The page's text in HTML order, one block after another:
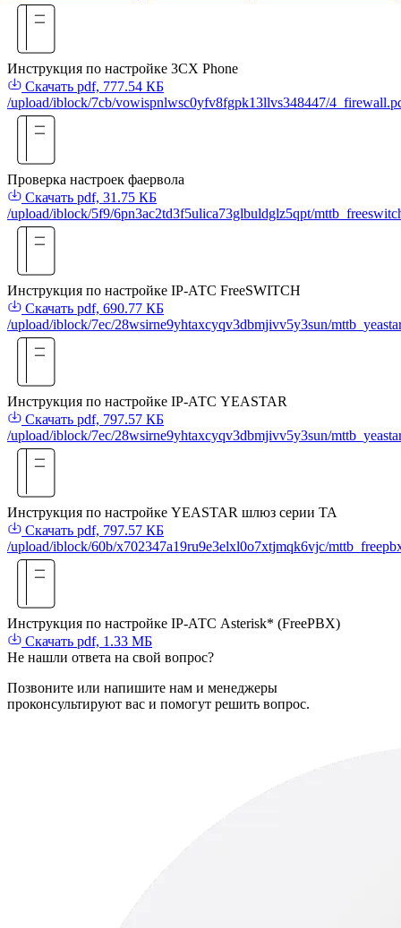
Инструкция по настройке 3CX Phone
Скачать pdf, 777.54 КБ
/upload/iblock/7cb/vowispnlwsc0yfv8fgpk13llvs348447/
Проверка настроек фаервола
Скачать pdf, 31.75 КБ
/upload/iblock/5f9/6pn3ac2td3f5ulica73glbuldglz5qpt/
Инструкция по настройке IP-АТС FreeSWITCH
Скачать pdf, 690.77 КБ
/upload/iblock/7ec/28wsirne9yhtaxcyqv3dbmjivv5y3sun/
Инструкция по настройке IP-АТС YEASTAR
Скачать pdf, 797.57 КБ
/upload/iblock/7ec/28wsirne9yhtaxcyqv3dbmjivv5y3sun/
Инструкция по настройке YEASTAR шлюз серии TA
Скачать pdf, 797.57 КБ
/upload/iblock/60b/x702347a19ru9e3elxl0o7xtjmqk6vjc/
Инструкция по настройке IP-АТС Asterisk* (FreePBX)
Скачать pdf, 1.33 МБ
Не нашли ответа на свой вопрос?
Позвоните или напишите нам и менеджеры
проконсультируют вас и помогут решить вопрос.